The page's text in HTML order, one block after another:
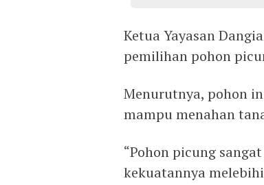
Ketua Yayasan
pemilihan pohon
Menurutnya, pohon
mampu menahan
“Pohon picung
kekuatannya